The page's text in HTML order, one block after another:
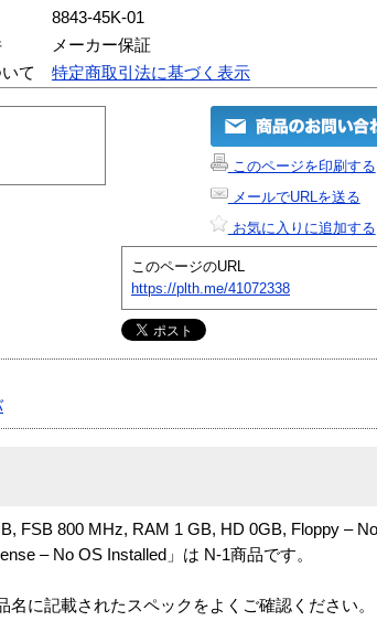
8843-45K-01
メーカー保証
て
特定商取引法に基づく表示
このページを印刷する
メールでURLを送る
お気に入りに追加する
このページのURL
https://plth.me/41072338
FSB 800 MHz, RAM 1 GB, HD 0GB, Floppy –
– No OS Installed」は N-1商品です。
に記載されたスペックをよくご確認ください。